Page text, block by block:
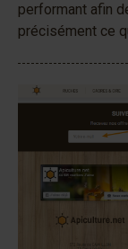
performant afin
précisément ce